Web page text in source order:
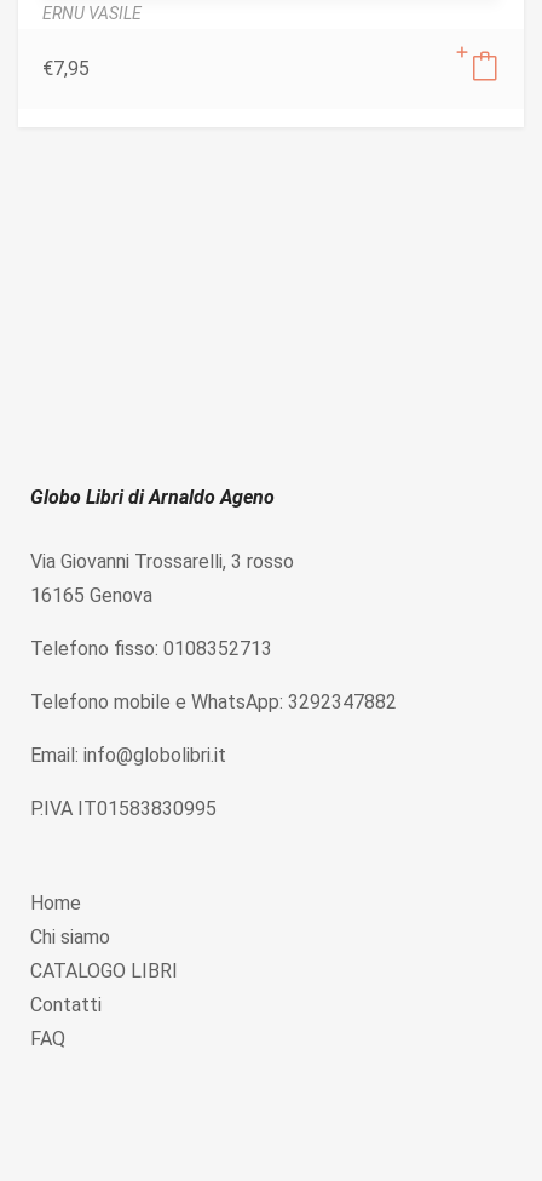
ERNU VASILE
€7,95
Globo Libri di Arnaldo Ageno
Via Giovanni Trossarelli, 3 rosso
16165 Genova
Telefono fisso: 0108352713
Telefono mobile e WhatsApp: 3292347882
Email: info@globolibri.it
P.IVA IT01583830995
Home
Chi siamo
CATALOGO LIBRI
Contatti
FAQ